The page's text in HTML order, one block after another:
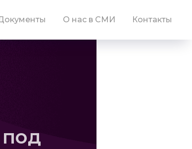
О нас в СМИ Контакты